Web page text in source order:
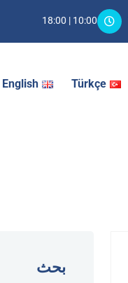
10:00 | 18:00
Türkçe
English
بحث